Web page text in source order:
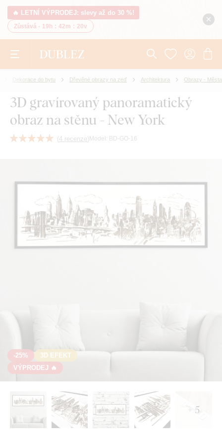
🔥 LETNÍ VÝPRODEJ: slevy až do 30 %!
Zůstává - 19h : 42m : 20v
Dekorace do bytu Dřevěné obrazy na zeď Architektura Obrazy - Města
3D gravírovaný panoramatický
obraz na stěnu - New York
(4 recenze) Model: BD-GO-16
-25%
3D EFEKT
VÝPRODEJ 🔥
+ 5